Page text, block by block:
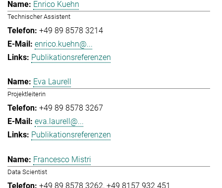
Enrico Kuehn
Technischer Assistent
+49 89 8578 3214
enrico.kuehn@...
Publikationsreferenzen
Eva Laurell
Projektleiterin
+49 89 8578 3267
eva.laurell@...
Publikationsreferenzen
Francesco Mistri
Data Scientist
+49 89 8578 3262 +49 8157 932 451